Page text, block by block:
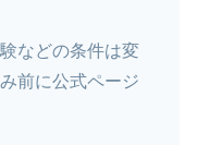
などの条件は変
前に公式ページ